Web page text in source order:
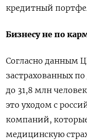
кредитный
Бизнесу не по
Согласно данным
застрахованных
до 31,8 млн
это уходом с
компаний,
медицинскую